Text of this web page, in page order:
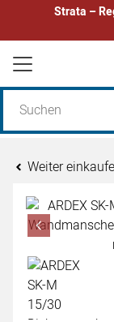
Strata –
Zum
Weiter
Zur